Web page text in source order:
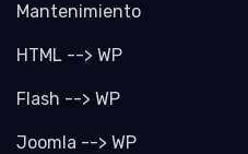
Mantenimiento
HTML --> WP
Flash --> WP
Joomla --> WP